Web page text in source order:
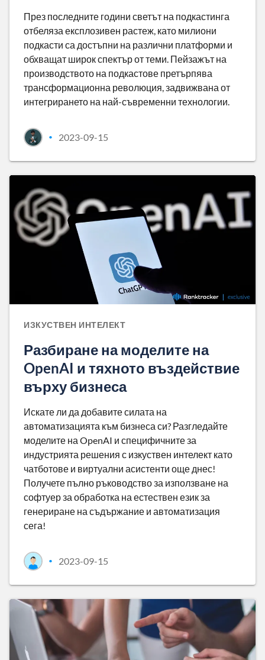
През последните години светът на подкастинга
отбеляза експлозивен растеж, като милиони
подкасти са достъпни на различни платформи и
обхващат широк спектър от теми. Пейзажът на
производството на подкастове претърпява
трансформационна революция, задвижвана от
интегрирането на най-съвременни технологии.
• 2023-09-15
ИЗКУСТВЕН ИНТЕЛЕКТ
Разбиране на моделите на
OpenAI и тяхното въздействие
върху бизнеса
Искате ли да добавите силата на
автоматизацията към бизнеса си? Разгледайте
моделите на OpenAI и специфичните за
индустрията решения с изкуствен интелект като
чатботове и виртуални асистенти още днес!
Получете пълно ръководство за използване на
софтуер за обработка на естествен език за
генериране на съдържание и автоматизация
сега!
• 2023-09-15